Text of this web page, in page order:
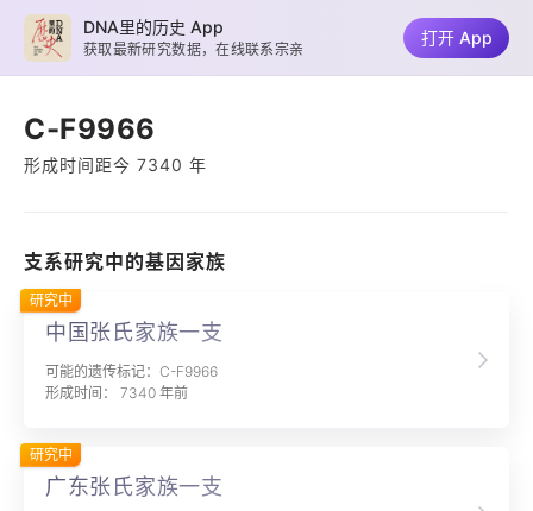
C-F9966
形成时间距今 7340 年
支系研究中的基因家族
中国张氏家族一支
可能的遗传标记：C-F9966
形成时间： 7340 年前
研究中
广东张氏家族一支
研究中
DNA里的历史 App
获取最新研究数据，在线联系宗亲
打开 App